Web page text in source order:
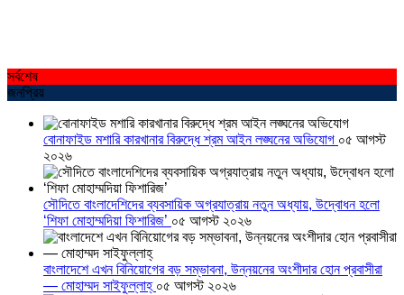
সর্বশেষ
জনপ্রিয়
বোনাফাইড মশারি কারখানার বিরুদ্ধে শ্রম আইন লঙ্ঘনের অভিযোগ ০৫ আগস্ট
২০২৬
সৌদিতে বাংলাদেশিদের ব্যবসায়িক অগ্রযাত্রায় নতুন অধ্যায়, উদ্বোধন হলো
‘শিফা মোহাম্মদিয়া ফিশারিজ’ ০৫ আগস্ট ২০২৬
বাংলাদেশে এখন বিনিয়োগের বড় সম্ভাবনা, উন্নয়নের অংশীদার হোন প্রবাসীরা
— মোহাম্মদ সাইফুল্লাহ্ ০৫ আগস্ট ২০২৬